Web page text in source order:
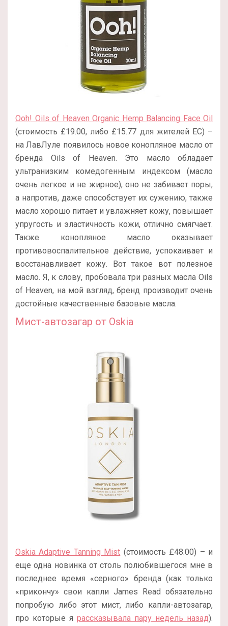
Ooh! Oils of Heaven Organic Hemp Balancing Face Oil
(стоимость £19.00, либо £15.77 для жителей ЕС) –
на ЛавЛуле появилось новое конопляное масло от
бренда Oils of Heaven. Это масло обладает
ультранизким комедогенным индексом (масло
очень легкое и не жирное), оно не забивает поры,
а напротив, даже способствует их сужению, также
масло хорошо питает и увлажняет кожу, повышает
упругость и эластичность кожи, отлично смягчает.
Также конопляное масло оказывает
противовоспалительное действие, успокаивает и
восстанавливает кожу. Вот такое вот полезное
масло. Я, к слову, пробовала три разных масла Oils
of Heaven, на мой взгляд, бренд производит очень
достойные качественные базовые масла.
Мист-автозагар от Oskia
Oskia Adaptive Tanning Mist (стоимость £48.00) – и
еще одна новинка от столь полюбившегося мне в
последнее время «серного» бренда (как только
«прикончу» свои капли James Read обязательно
попробую либо этот мист, либо капли-автозагар,
про которые я рассказывала пару недель назад).